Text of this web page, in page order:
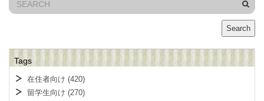
Search
Tags
在住者向け (420)
留学生向け (270)